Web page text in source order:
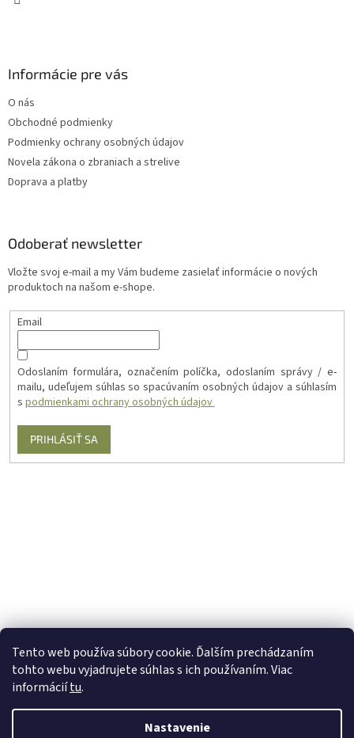
Tento web používa súbory cookie. Ďalším prechádzaním
tohto webu vyjadrujete súhlas s ich používaním. Viac
informáciítu.
Nastavenie
Informácie pre vás
O nás
Obchodné podmienky
Podmienky ochrany osobných údajov
Novela zákona o zbraniach a strelive
Doprava a platby
Odoberať newsletter
Vložte svoj e-mail a my Vám budeme zasielať informácie o nových
produktoch na našom e-shope.
Email
Odoslaním formulára, označením políčka, odoslaním správy / e-
mailu, udeľujem súhlas so spacúvaním osobných údajov a súhlasím
s podmienkami ochrany osobných údajov
PRIHLÁSIŤ SA
Vytvoril Shoptet